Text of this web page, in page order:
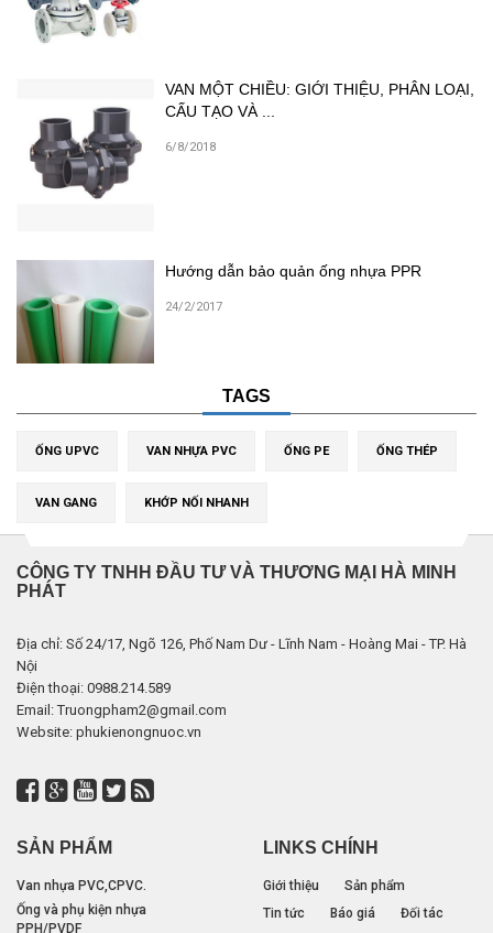
VAN MỘT CHIỀU: GIỚI THIỆU, PHÂN LOẠI,
CẤU TẠO VÀ ...
6/8/2018
Hướng dẫn bảo quản ống nhựa PPR
24/2/2017
TAGS
ỐNG UPVC VAN NHỰA PVC ỐNG PE ỐNG THÉP
VAN GANG KHỚP NỐI NHANH
CÔNG TY TNHH ĐẦU TƯ VÀ THƯƠNG MẠI HÀ MINH
PHÁT
Địa chỉ: Số 24/17, Ngõ 126, Phố Nam Dư - Lĩnh Nam - Hoàng Mai - TP. Hà
Nội
Điện thoại: 0988.214.589
Email: Truongpham2@gmail.com
Website: phukienongnuoc.vn
SẢN PHẨM
Van nhựa PVC,CPVC.
Ống và phụ kiện nhựa
PPH/PVDF
LINKS CHÍNH
Giới thiệu
Sản phẩm
Tin tức
Báo giá
Đối tác